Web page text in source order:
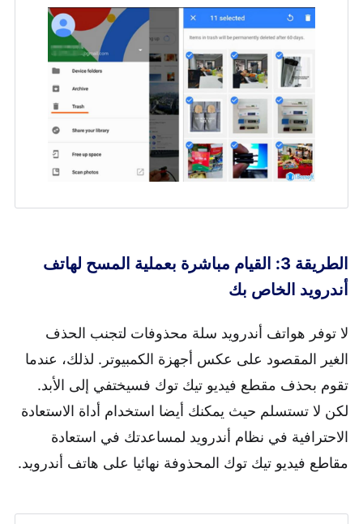
الطريقة 3: القيام مباشرة بعملية المسح لهاتف
أندرويد الخاص بك
لا توفر هواتف أندرويد سلة محذوفات لتجنب الحذف
الغير المقصود على عكس أجهزة الكمبيوتر. لذلك، عندما
تقوم بحذف مقطع فيديو تيك توك فسيختفي إلى الأبد.
لكن لا تستسلم حيث يمكنك أيضا استخدام أداة الاستعادة
الاحترافية في نظام أندرويد لمساعدتك في استعادة
مقاطع فيديو تيك توك المحذوفة نهائيا على هاتف أندرويد.